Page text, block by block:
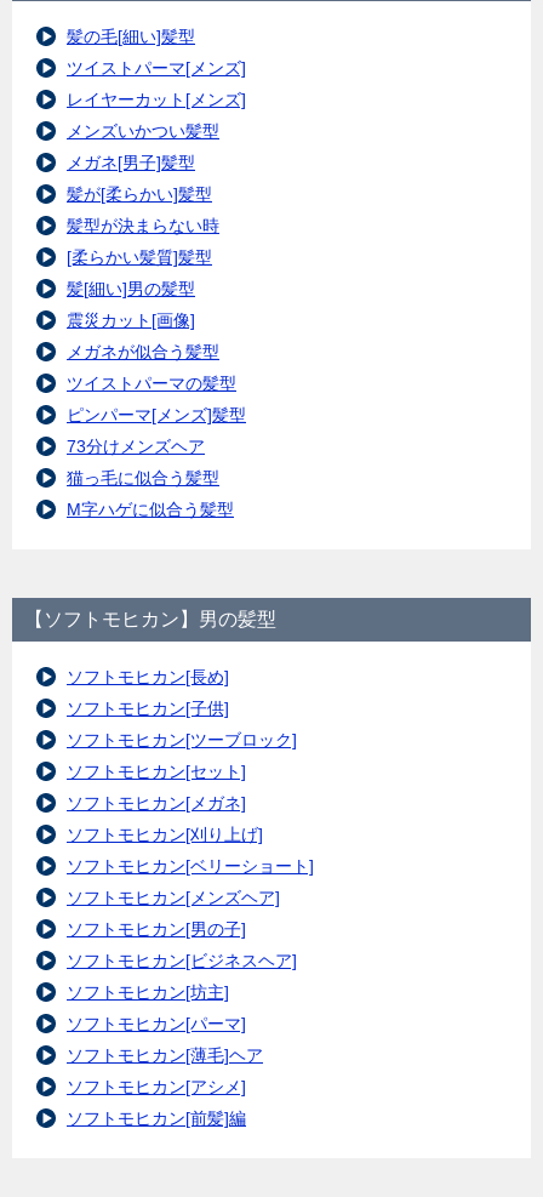
髪の毛[細い]髪型
ツイストパーマ[メンズ]
レイヤーカット[メンズ]
メンズいかつい髪型
メガネ[男子]髪型
髪が[柔らかい]髪型
髪型が決まらない時
[柔らかい髪質]髪型
髪[細い]男の髪型
震災カット[画像]
メガネが似合う髪型
ツイストパーマの髪型
ピンパーマ[メンズ]髪型
73分けメンズヘア
猫っ毛に似合う髪型
M字ハゲに似合う髪型
【ソフトモヒカン】男の髪型
ソフトモヒカン[長め]
ソフトモヒカン[子供]
ソフトモヒカン[ツーブロック]
ソフトモヒカン[セット]
ソフトモヒカン[メガネ]
ソフトモヒカン[刈り上げ]
ソフトモヒカン[ベリーショート]
ソフトモヒカン[メンズヘア]
ソフトモヒカン[男の子]
ソフトモヒカン[ビジネスヘア]
ソフトモヒカン[坊主]
ソフトモヒカン[パーマ]
ソフトモヒカン[薄毛]ヘア
ソフトモヒカン[アシメ]
ソフトモヒカン[前髪]編